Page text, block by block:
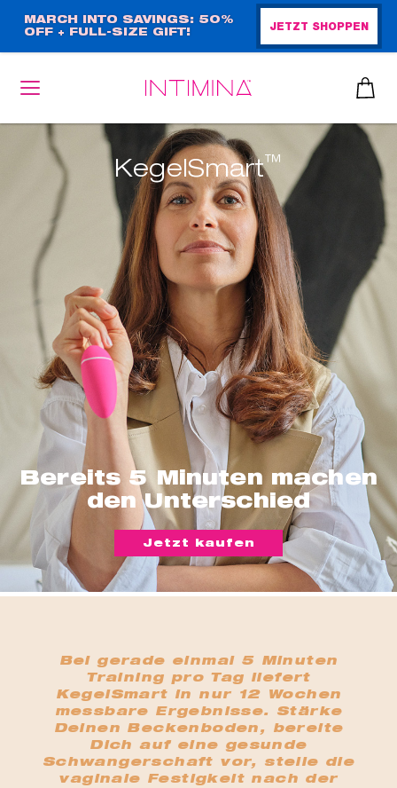
zum
Inhalt
MARCH INTO SAVINGS: 50%
OFF + FULL-SIZE GIFT!
JETZT SHOPPEN
Bereits 5 Minuten machen
den Unterschied
KegelSmart™
Jetzt kaufen
Bei gerade einmal 5 Minuten
Training pro Tag liefert
KegelSmart in nur 12 Wochen
messbare Ergebnisse. Stärke
Deinen Beckenboden, bereite
Dich auf eine gesunde
Schwangerschaft vor, stelle die
vaginale Festigkeit nach der